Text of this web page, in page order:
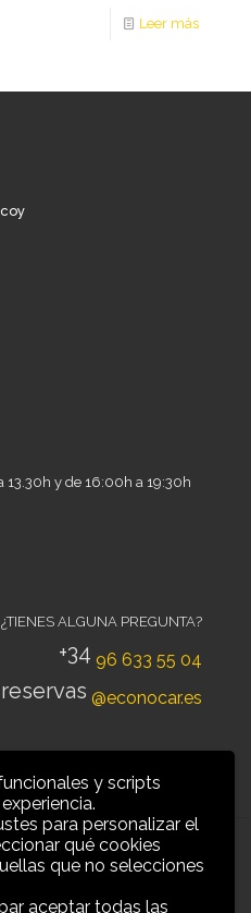
y scripts
para personalizar el
qué cookies
que no selecciones
aceptar todas las
Leer más
13.30h y de 16:00h a 19:30h
¿TIENES ALGUNA PREGUNTA?
+34 96 633 55 04
reservas @econocar.es
y privacidad|Condiciones